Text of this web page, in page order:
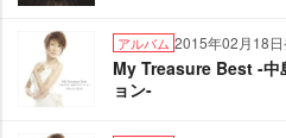
アルバム 2015年02月18
My Treasure Best -中
ョン-